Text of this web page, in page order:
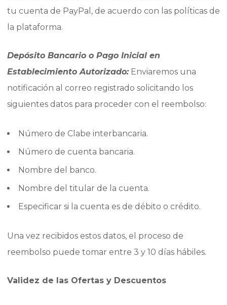
tu cuenta de PayPal, de acuerdo con las políticas de
la plataforma.
Depósito Bancario o Pago Inicial en
Establecimiento Autorizado:Enviaremos una
notificación al correo registrado solicitando los
siguientes datos para proceder con el reembolso:
Número de Clabe interbancaria.
Número de cuenta bancaria.
Nombre del banco.
Nombre del titular de la cuenta.
Especificar si la cuenta es de débito o crédito.
Una vez recibidos estos datos, el proceso de
reembolso puede tomar entre 3 y 10 días hábiles.
Validez de las Ofertas y Descuentos